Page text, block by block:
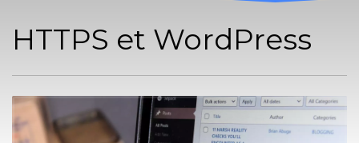
HTTPS et WordPress